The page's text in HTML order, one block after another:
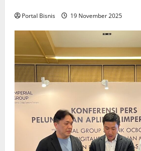
Portal Bisnis 19 November 2025